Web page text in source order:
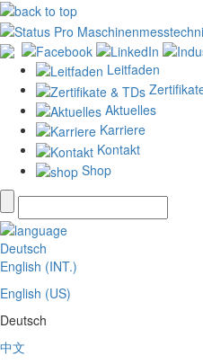
Leitfaden
Aktuelles
Karriere
Kontakt
Shop
Deutsch
English (INT.)
English (US)
Deutsch
中文